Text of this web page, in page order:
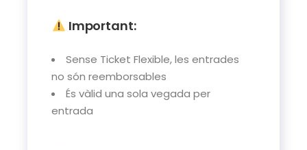
Important:
Sense Ticket Flexible, les entrades
no són reemborsables
És vàlid una sola vegada per
entrada